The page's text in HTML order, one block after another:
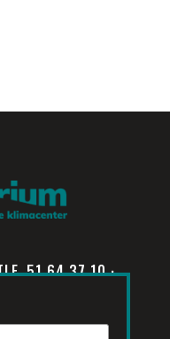
51 64 37 10 ·